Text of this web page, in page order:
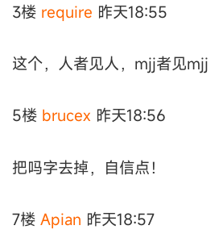
3楼 require 昨天18:55
这个，人者见人，mjj者见mjj
5楼 brucex 昨天18:56
把吗字去掉，自信点！
7楼 Apian 昨天18:57